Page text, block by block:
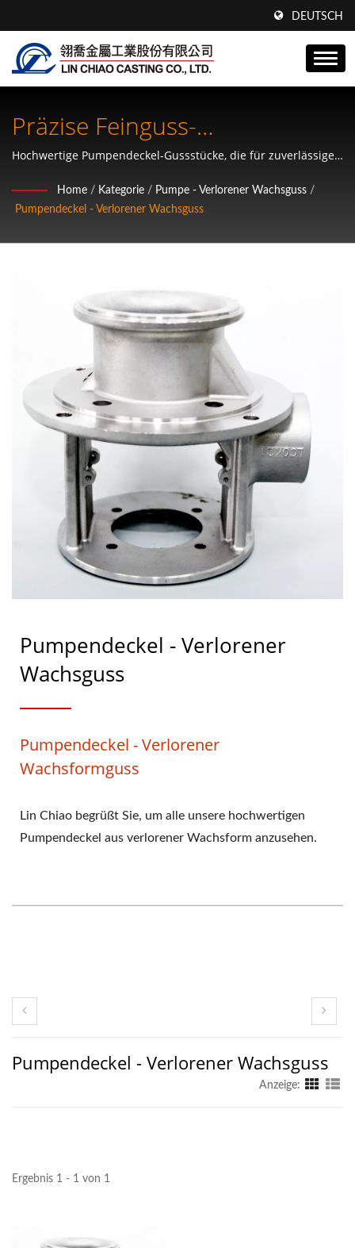
DEUTSCH
Präzise Feinguss-
Pumpendeckel Aus
Wachsverlust.
Hochwertige Pumpendeckel-Gussstücke, die für zuverlässige
Home / Kategorie / Pumpe - Verlorener Wachsguss /
Pumpendeckel - Verlorener Wachsguss
Pumpendeckel - Verlorener
Wachsguss
Pumpendeckel - Verlorener
Wachsformguss
Lin Chiao begrüßt Sie, um alle unsere hochwertigen
Pumpendeckel aus verlorener Wachsform anzusehen.
Pumpendeckel - Verlorener Wachsguss
Anzeige:
Ergebnis 1 - 1 von 1